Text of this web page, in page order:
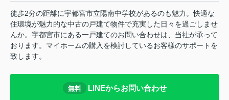
徒歩2分の距離に宇都宮市立陽南中学校があるのも魅力。快適な
住環境が魅力的な中古の戸建て物件で充実した日々を過ごしませ
んか。宇都宮市にある一戸建てのお問い合わせは、当社が承って
おります。マイホームの購入を検討しているお客様のサポートを
致します。
無料 LINEからお問い合わせ